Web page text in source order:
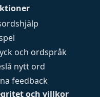
och ordspråk
nytt ord
feedback
och villkor